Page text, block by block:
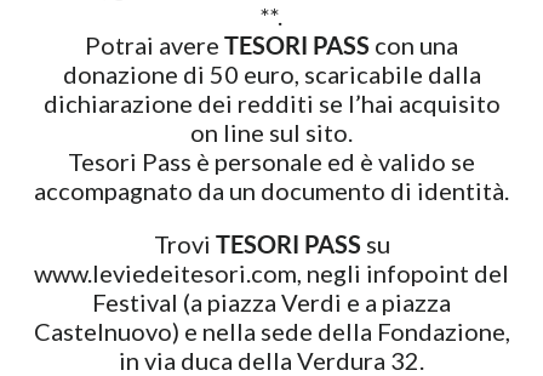
**.
Potrai avere TESORI PASS con una
donazione di 50 euro, scaricabile dalla
dichiarazione dei redditi se l’hai acquisito
on line sul sito.
Tesori Pass è personale ed è valido se
accompagnato da un documento di identità.
Trovi TESORI PASS su
www.leviedeitesori.com, negli infopoint del
Festival (a piazza Verdi e a piazza
Castelnuovo) e nella sede della Fondazione,
in via duca della Verdura 32.